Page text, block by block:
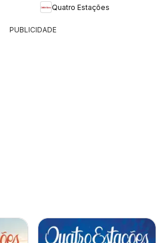
Quatro Estações
PUBLICIDADE